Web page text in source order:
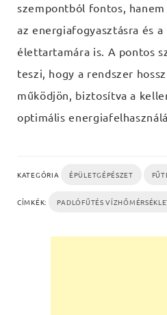
szempontból fontos,
az energiafogyasztásra és
élettartamára is. A pontos
teszi, hogy a rendszer
működjön, biztosítva a
optimális
KATEGÓRIA ÉPÜLETGÉPÉSZET
CÍMKÉK: PADLÓFŰTÉS